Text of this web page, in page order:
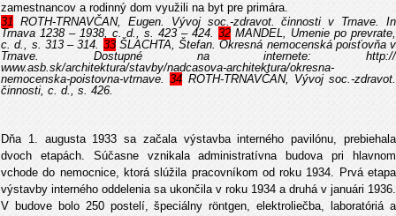
zamestnancov a rodinný dom využili na byt pre primára.
31 ROTH-TRNAVČAN, Eugen. Vývoj soc.-zdravot. činnosti v Trnave. In
Trnava 1238 – 1938, c. d., s. 423 – 424. 32 MANDEL, Umenie po prevrate,
c. d., s. 313 – 314. 33ŠLACHTA, Štefan. Okresná nemocenská poisťovňa v
Trnave. Dostupné na internete: http://
www.asb.sk/architektura/stavby/nadcasova-architektura/okresna-
nemocenska-poistovna-vtrnave.34 ROTH-TRNAVČAN, Vývoj soc.-zdravot.
činnosti, c. d., s. 426.
Dňa 1. augusta 1933 sa začala výstavba interného pavilónu, prebiehala
dvoch etapách. Súčasne vznikala administratívna budova pri hlavnom
vchode do nemocnice, ktorá slúžila pracovníkom od roku 1934. Prvá etapa
výstavby interného oddelenia sa ukončila v roku 1934 a druhá v januári 1936.
V budove bolo 250 postelí, špeciálny röntgen, elektroliečba, laboratóriá a